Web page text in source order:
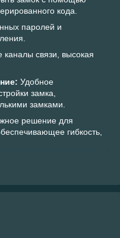
кода.
паролей и
связи, высокая
Удобное
замка,
замками.
решение для
гибкость,